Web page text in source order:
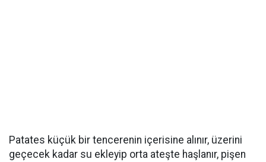
Patates küçük bir tencerenin içerisine alınır, üzerini
geçecek kadar su ekleyip orta ateşte haşlanır, pişen